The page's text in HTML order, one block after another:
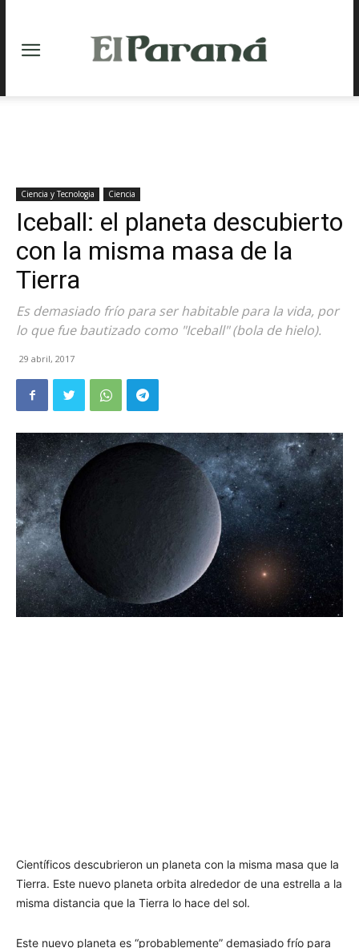
Ciencia y Tecnologia Ciencia
Iceball: el planeta descubierto
con la misma masa de la
Tierra
Es demasiado frío para ser habitable para la vida, por
lo que fue bautizado como "Iceball" (bola de hielo).
29 abril, 2017
Científicos descubrieron un planeta con la misma masa que la
Tierra. Este nuevo planeta orbita alrededor de una estrella a la
misma distancia que la Tierra lo hace del sol.
Este nuevo planeta es “probablemente” demasiado frío para